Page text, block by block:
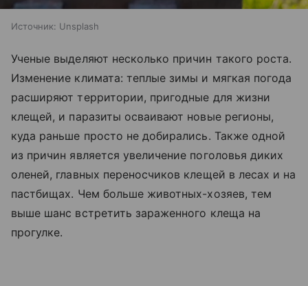
Источник: Unsplash
Ученые выделяют несколько причин такого роста.
Изменение климата: теплые зимы и мягкая погода
расширяют территории, пригодные для жизни
клещей, и паразиты осваивают новые регионы,
куда раньше просто не добирались. Также одной
из причин является увеличение поголовья диких
оленей, главных переносчиков клещей в лесах и на
пастбищах. Чем больше животных-хозяев, тем
выше шанс встретить зараженного клеща на
прогулке.